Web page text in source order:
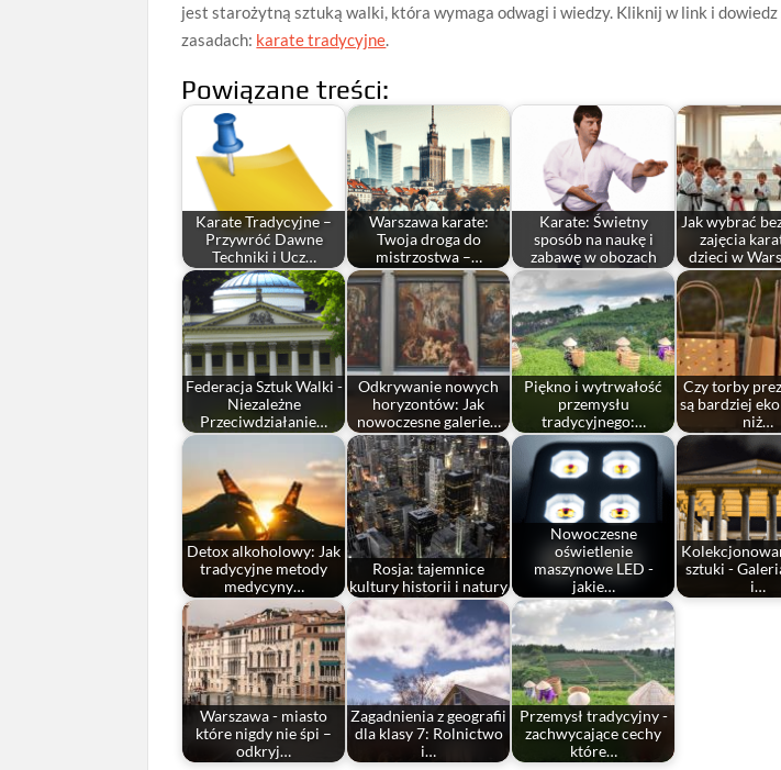
jest starożytną sztuką walki, która wymaga odwagi i wiedzy. Kliknij w link i
zasadach: karate tradycyjne
Powiązane treści:
Karate Tradycyjne –
Przywróć Dawne
Techniki i Ucz…
Warszawa karate:
Twoja droga do
mistrzostwa –…
Karate: Świetny
sposób na naukę i
zabawę w obozach
Jak wybrać
zajęcia
dzieci w
Federacja Sztuk Walki -
Niezależne
Przeciwdziałanie…
Odkrywanie nowych
horyzontów: Jak
nowoczesne galerie…
Piękno i wytrwałość
przemysłu
tradycyjnego:…
Czy torby
są bardziej
niż…
Detox alkoholowy: Jak
tradycyjne metody
medycyny…
Rosja: tajemnice
kultury historii i natury
Nowoczesne
oświetlenie
maszynowe LED -
jakie…
sztuki -
i…
Warszawa - miasto
które nigdy nie śpi –
odkryj…
Zagadnienia z geografii
dla klasy 7: Rolnictwo
i…
Przemysł tradycyjny -
zachwycające cechy
które…